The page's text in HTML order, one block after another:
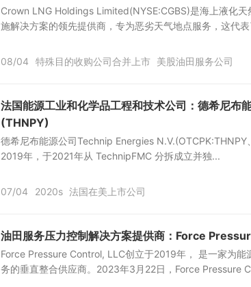
Crown LNG Holdings Limited(NYSE:CGBS)是海上液化
施解决方案的领先提供商，专为恶劣天气地点服务，这代
08/04 特殊目的收购公司合并上市 美股油田服务公司
法国能源工业和化学品工程和技术公司：德希尼
(THNPY)
德希尼布能源公司Technip Energies
2019年，于2021年从 TechnipFMC 分拆成立并独...
07/04 2020s 法国在美上市公司
油田服务压力控制解决方案提供商：Force
Force Pressure Control, LLC创立于2019年， 是一家为能
务的垂直整合供应商。2023年3月22日，Force Pressure